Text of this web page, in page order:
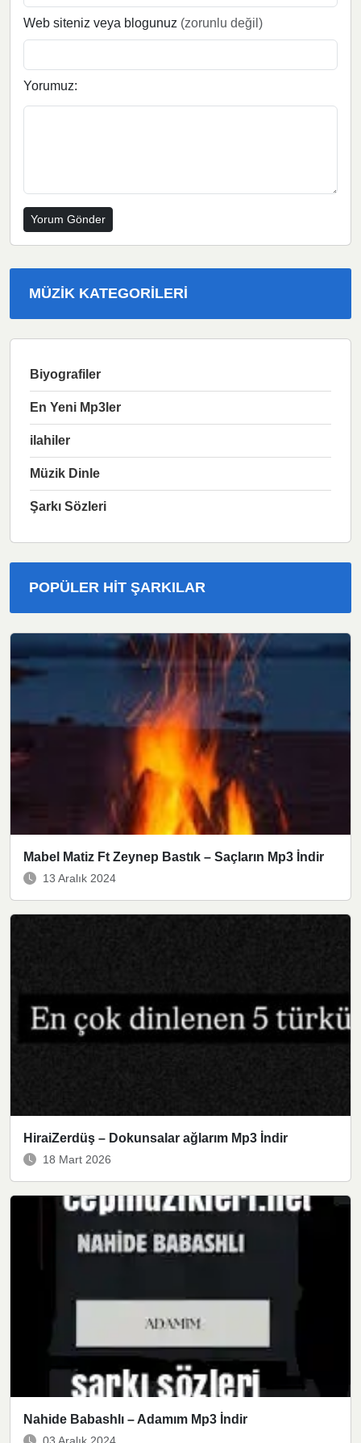
Web siteniz veya blogunuz (zorunlu değil)
Yorumuz:
MÜZIK KATEGORILERI
Biyografiler
En Yeni Mp3ler
ilahiler
Müzik Dinle
Şarkı Sözleri
POPÜLER HIT ŞARKILAR
Mabel Matiz Ft Zeynep Bastık – Saçların Mp3 İndir
13 Aralık 2024
HiraiZerdüş – Dokunsalar ağlarım Mp3 İndir
18 Mart 2026
Nahide Babashlı – Adamım Mp3 İndir
03 Aralık 2024